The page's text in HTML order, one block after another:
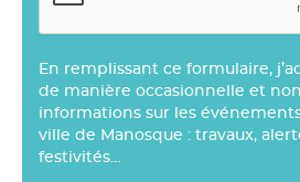
En remplissant ce formulaire,
de manière occasionnelle et
informations sur les
ville de Manosque : travaux,
festivités…